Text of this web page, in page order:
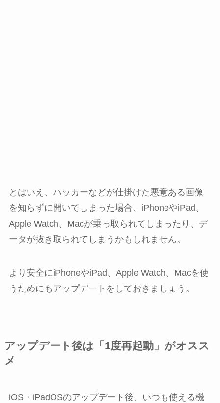
とはいえ、ハッカーなどが仕掛けた悪意ある画像
を知らずに開いてしまった場合、iPhoneやiPad、
Apple Watch、Macが乗っ取られてしまったり、デ
ータが抜き取られてしまうかもしれません。
より安全にiPhoneやiPad、Apple Watch、Macを使
うためにもアップデートをしておきましょう。
アップデート後は「1度再起動」がオスス
メ
iOS・iPadOSのアップデート後、いつも使える機